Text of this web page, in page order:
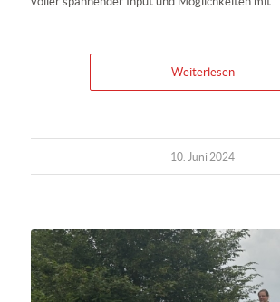
Weiterlesen
10. Juni 2024